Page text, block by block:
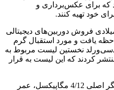
که برای عکس‌برداری و
خود تهیه کنند.
آنجایی که در تعطیلات پایان سال 2009 میلادی فروش دوربین‌های دیجیتالی
یافت و مورد استقبال گرم
نخستین لیست مربوط به
دیجیتالی برتر در سال 2010 را منتشر کردند که این لیست به قرار
کیفیت حسگر اصلی 4/12 مگاپیکسل، عمر